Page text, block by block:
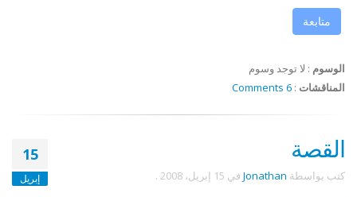
متابعة
الوسوم : لا توجد وسوم
المناقشات :
6 Comments
15
إبريل
القصة
كتب بواسطة Jonathan في 15 إبريل، 2008 .